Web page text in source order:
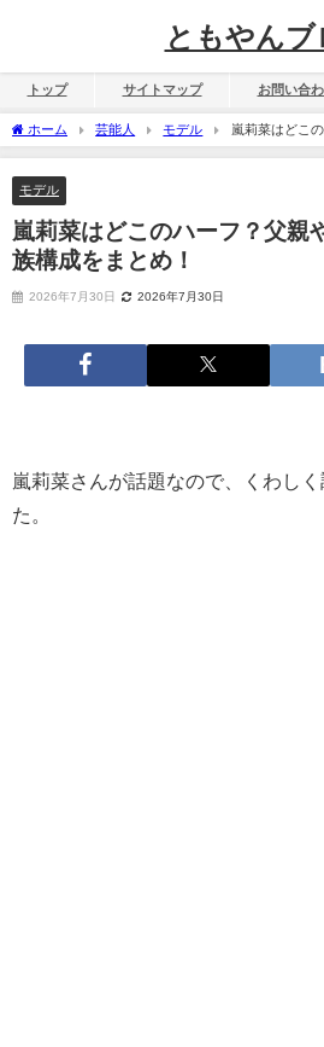
ともやんブ
トップ サイトマップ お問い合
ホーム 芸能人 モデル
嵐莉菜はどこ
族構成をまとめ！
モデル
嵐莉菜はどこのハーフ？父親
族構成をまとめ！
2026年7月30日 2026年7月30日
嵐莉菜さんが話題なので、くわしく
た。